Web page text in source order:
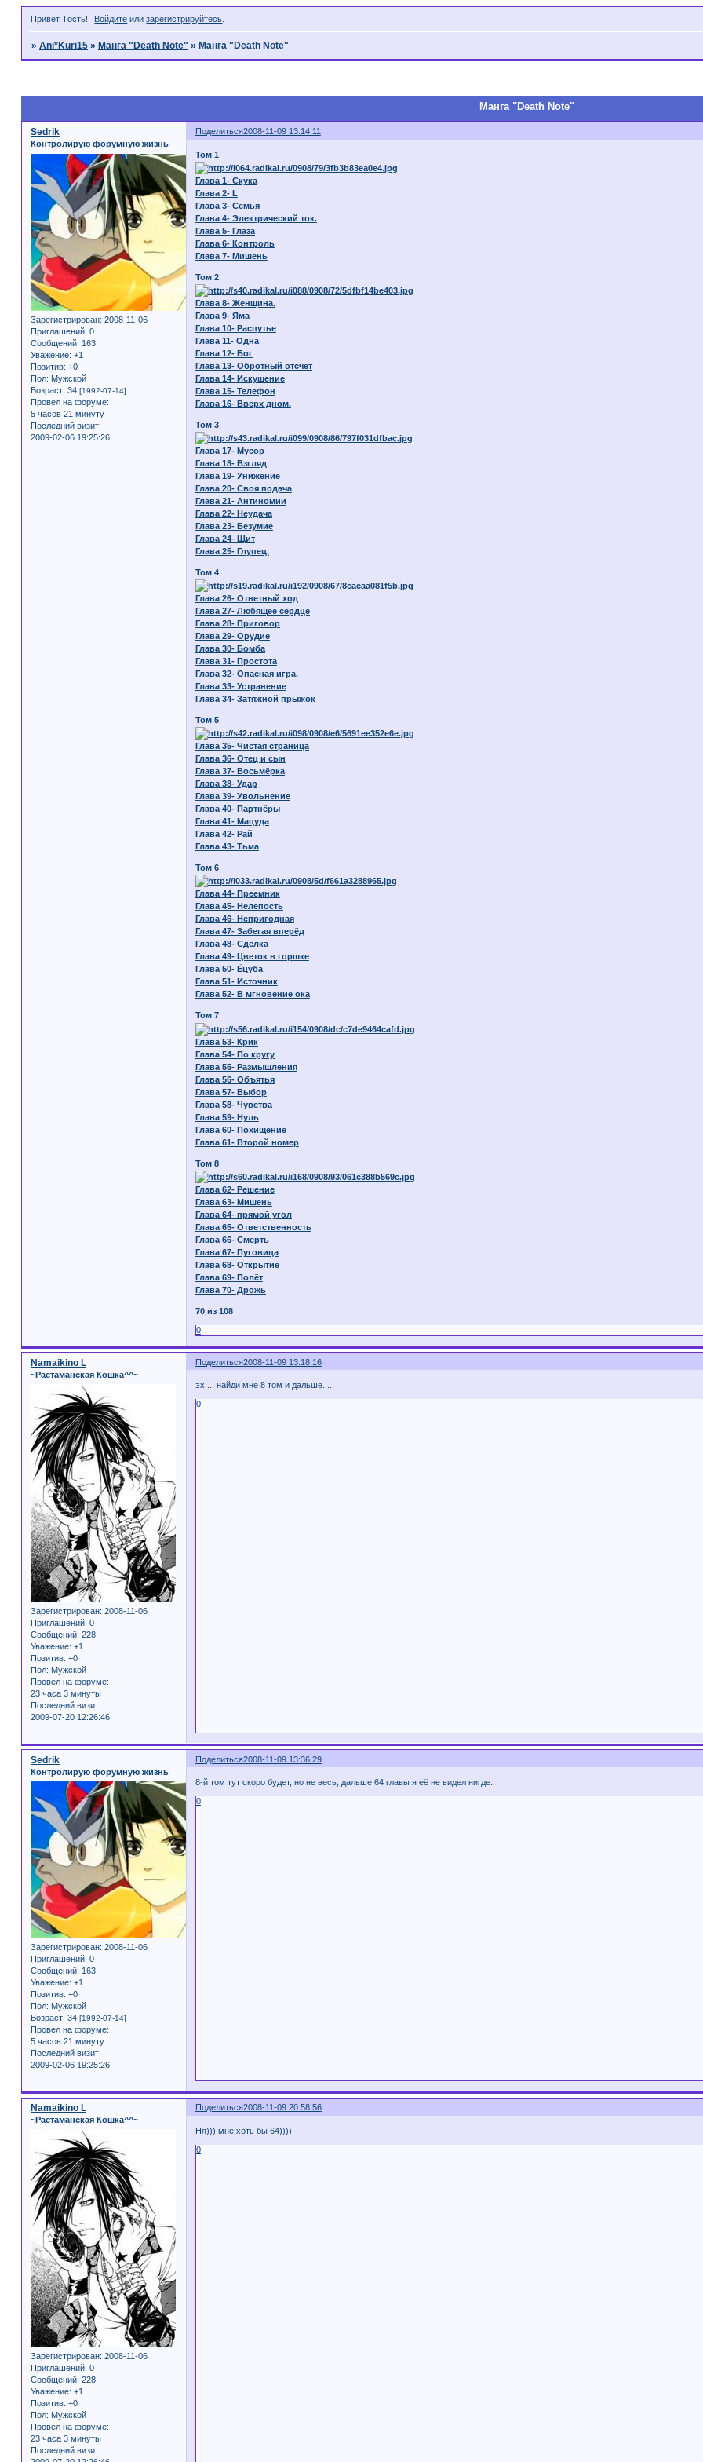
Привет, Гость! Войдите илизарегистрируйтесь
» Ani*Kuri15 » Манга "Death Note" » Манга "Death Note"
Манга "Death Note"
Поделиться2008-11-09 13:14:11
Sedrik
Контролирую форумную жизнь
Зарегистрирован: 2008-11-06
Приглашений: 0
Сообщений: 163
Уважение: +1
Позитив: +0
Пол: Мужской
Возраст: 34 [1992-07-14]
Провел на форуме:
5 часов 21 минуту
Последний визит:
2009-02-06 19:25:26
Том 1
Глава 1- Скука
Глава 2- L
Глава 3- Семья
Глава 4- Электрический ток.
Глава 5- Глаза
Глава 6- Контроль
Глава 7- Мишень
Том 2
Глава 8- Женщина.
Глава 9- Яма
Глава 10- Распутье
Глава 11- Одна
Глава 12- Бог
Глава 13- Обротный отсчет
Глава 14- Искушение
Глава 15- Телефон
Глава 16- Вверх дном.
Том 3
Глава 17- Мусор
Глава 18- Взгляд
Глава 19- Унижение
Глава 20- Своя подача
Глава 21- Антиномии
Глава 22- Неудача
Глава 23- Безумие
Глава 24- Щит
Глава 25- Глупец.
Том 4
Глава 26- Ответный ход
Глава 27- Любящее сердце
Глава 28- Приговор
Глава 29- Орудие
Глава 30- Бомба
Глава 31- Простота
Глава 32- Опасная игра.
Глава 33- Устранение
Глава 34- Затяжной прыжок
Том 5
Глава 35- Чистая страница
Глава 36- Отец и сын
Глава 37- Восьмёрка
Глава 38- Удар
Глава 39- Увольнение
Глава 40- Партнёры
Глава 41- Мацуда
Глава 42- Рай
Глава 43- Тьма
Том 6
Глава 44- Преемник
Глава 45- Нелепость
Глава 46- Непригодная
Глава 47- Забегая вперёд
Глава 48- Сделка
Глава 49- Цветок в горшке
Глава 50- Ёцуба
Глава 51- Источник
Глава 52- В мгновение ока
Том 7
Глава 53- Крик
Глава 54- По кругу
Глава 55- Размышления
Глава 56- Объятья
Глава 57- Выбор
Глава 58- Чувства
Глава 59- Нуль
Глава 60- Похищение
Глава 61- Второй номер
Том 8
Глава 62- Решение
Глава 63- Мишень
Глава 64- прямой угол
Глава 65- Ответственность
Глава 66- Смерть
Глава 67- Пуговица
Глава 68- Открытие
Глава 69- Полёт
Глава 70- Дрожь
70 из 108
0
Поделиться2008-11-09 13:18:16
Namaikino L
~Растаманская Кошка^^~
Зарегистрирован: 2008-11-06
Приглашений: 0
Сообщений: 228
Уважение: +1
Позитив: +0
Пол: Мужской
Провел на форуме:
23 часа 3 минуты
Последний визит:
2009-07-20 12:26:46
эх.... найди мне 8 том и дальше.....
0
Поделиться2008-11-09 13:36:29
Sedrik
Контролирую форумную жизнь
Зарегистрирован: 2008-11-06
Приглашений: 0
Сообщений: 163
Уважение: +1
Позитив: +0
Пол: Мужской
Возраст: 34 [1992-07-14]
Провел на форуме:
5 часов 21 минуту
Последний визит:
2009-02-06 19:25:26
8-й том тут скоро будет, но не весь, дальше 64 главы я её не видел нигде.
0
Поделиться2008-11-09 20:58:56
Namaikino L
~Растаманская Кошка^^~
Зарегистрирован: 2008-11-06
Приглашений: 0
Сообщений: 228
Уважение: +1
Позитив: +0
Пол: Мужской
Провел на форуме:
23 часа 3 минуты
Последний визит:
Ня))) мне хоть бы 64))))
0